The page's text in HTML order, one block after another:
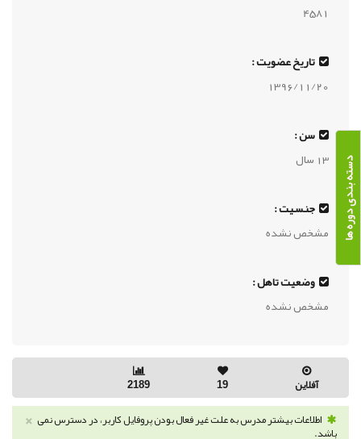
دسته بندی دوره ها
4581
تاریخ عضویت :
1396/11/20
سن :
13 سال
جنسیت :
مشخص نشده
وضعیت تاهل :
مشخص نشده
آفلاین 19
2189
× اطلاعات بیشتر مدرس به علت غیر فعال بودن پروفایل کاربر، در دسترس نمی
باشد.